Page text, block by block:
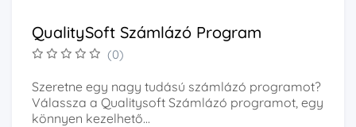
QualitySoft Számlázó Program
(0)
Szeretne egy nagy tudású számlázó programot?
Válassza a Qualitysoft Számlázó programot, egy
könnyen kezelhető...